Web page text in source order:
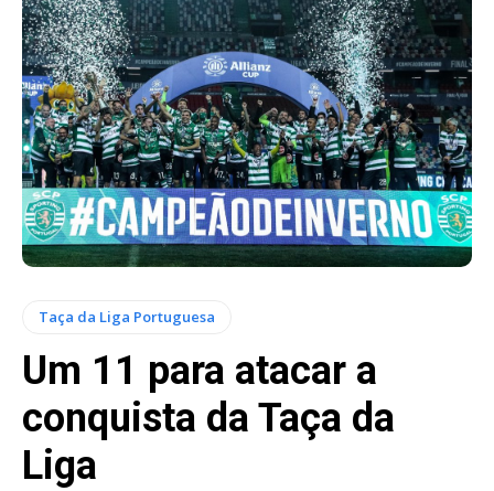
Taça da Liga Portuguesa
Um 11 para atacar a
conquista da Taça da
Liga